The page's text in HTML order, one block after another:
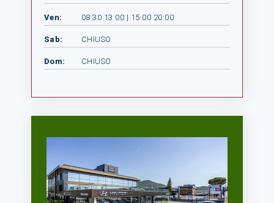
Ven: 08:30 13:00 | 15:00 20:00
Sab: CHIUSO
Dom: CHIUSO